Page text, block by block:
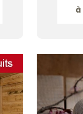
à